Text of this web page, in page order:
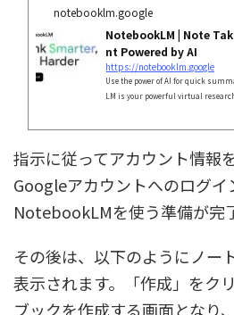
notebooklm.google
NotebookLM | Note
nt Powered by AI
https://notebooklm.google
Use the power of AI for quick
LM is your powerful virtual
指示に従ってアカウント情報
Googleアカウントへのログイ
NotebookLMを使う準備が完
その後は、以下のようにノー
表示されます。「作成」をク
ブックを作成する画面となり